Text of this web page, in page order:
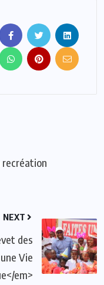
recréation
NEXT
des
Vie
em>